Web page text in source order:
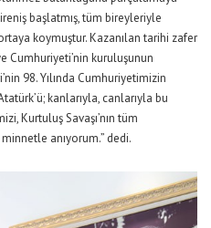
başlatmış, tüm bireyleriyle
koymuştur. Kazanılan tarihi zafer
Cumhuriyeti’nin kuruluşunun
98. Yılında Cumhuriyetimizin
kanlarıyla, canlarıyla bu
Kurtuluş Savaşı’nın tüm
anıyorum.” dedi.